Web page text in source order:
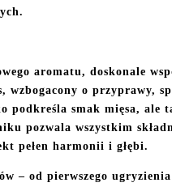
aromatu, doskonale
o przyprawy,
smak mięsa, ale
pozwala wszystkim
pełen harmonii i głębi.
– od pierwszego ugryzienia